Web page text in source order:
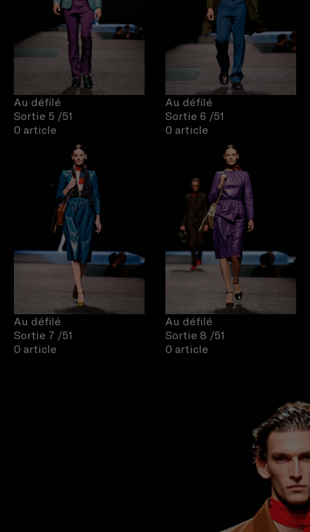
Au défilé
Sortie 5 /51
0 article
Au défilé
Sortie 6 /51
0 article
Au défilé
Sortie 7 /51
0 article
Au défilé
Sortie 8 /51
0 article